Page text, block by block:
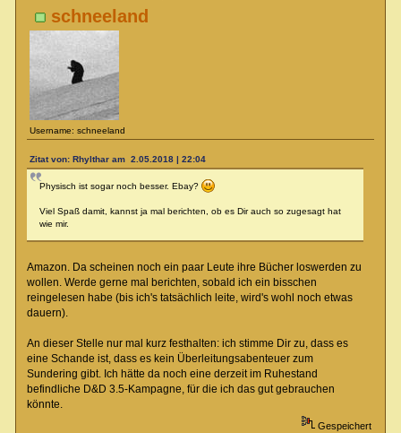
schneeland
Username: schneeland
Zitat von: Rhylthar am 2.05.2018 | 22:04
Physisch ist sogar noch besser. Ebay?
Viel Spaß damit, kannst ja mal berichten, ob es Dir auch so zugesagt hat
wie mir.
Amazon. Da scheinen noch ein paar Leute ihre Bücher loswerden zu
wollen. Werde gerne mal berichten, sobald ich ein bisschen
reingelesen habe (bis ich's tatsächlich leite, wird's wohl noch etwas
dauern).
An dieser Stelle nur mal kurz festhalten: ich stimme Dir zu, dass es
eine Schande ist, dass es kein Überleitungsabenteuer zum
Sundering gibt. Ich hätte da noch eine derzeit im Ruhestand
befindliche D&D 3.5-Kampagne, für die ich das gut gebrauchen
könnte.
Gespeichert